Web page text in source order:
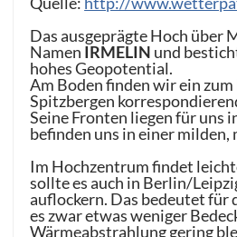
Das ausgeprägte Hoch über
Namen IRMELIN und
hohes Geopotential.
Am Boden finden wir ein
Spitzbergen
Seine Fronten liegen für uns
befinden uns in einer
Im Hochzentrum findet
sollte es auch in Berlin/
auflockern. Das bedeutet für
es zwar etwas weniger
Wärmeabstrahlung gering